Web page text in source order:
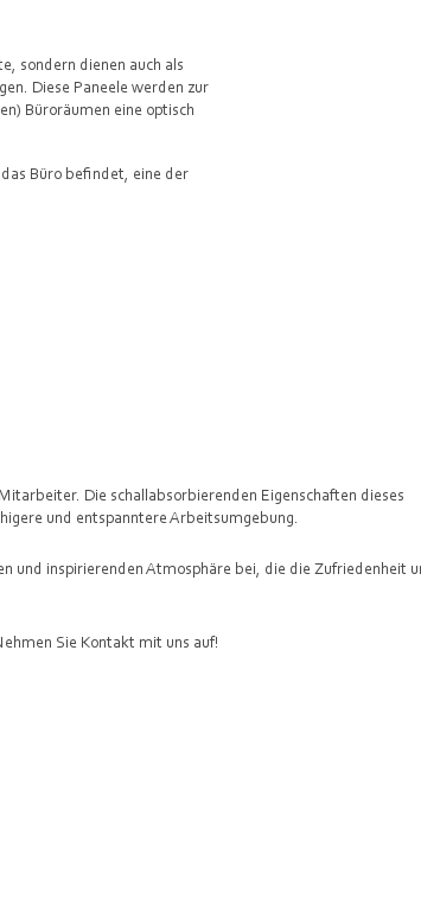
sondern dienen auch als
Diese Paneele werden zur
Büroräumen eine optisch
das Büro befindet, eine der
Die schallabsorbierenden Eigenschaften dieses
und entspanntere Arbeitsumgebung.
und inspirierenden Atmosphäre bei, die die Zufriedenheit
Sie Kontakt mit uns auf!